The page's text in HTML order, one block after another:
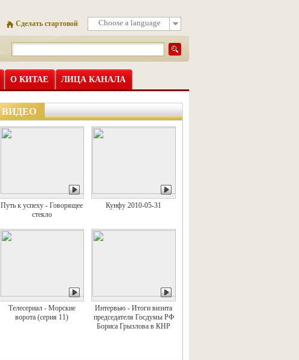
Choose a language
Сделать стартовой
О КИТАЕ ЛИЦА КАНАЛА
ВИДЕО
Путь к успеху - Говорящее
стекло
Кунфу 2010-05-31
Телесериал - Морские
ворота (серия 11)
Интервью - Итоги визита
председателя Госдумы РФ
Бориса Грызлова в КНР